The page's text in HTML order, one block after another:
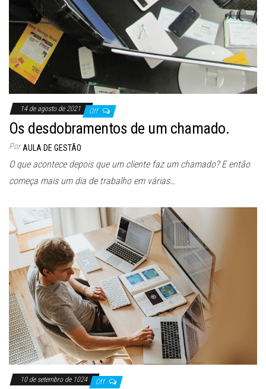
14 de agosto de 2021 Off
Os desdobramentos de um chamado.
Por AULA DE GESTÃO
O que acontece depois que um cliente faz um chamado? E então
começa mais um dia de trabalho em várias…
10 de setembro de 1024 Off